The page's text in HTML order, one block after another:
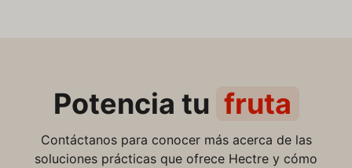
Potencia tu fruta
Contáctanos para conocer más acerca de las
soluciones prácticas que ofrece Hectre y cómo